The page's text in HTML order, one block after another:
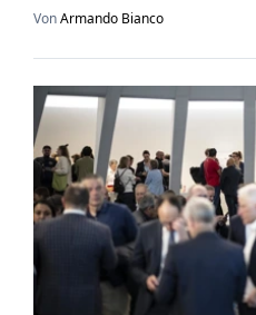
VonArmando Bianco